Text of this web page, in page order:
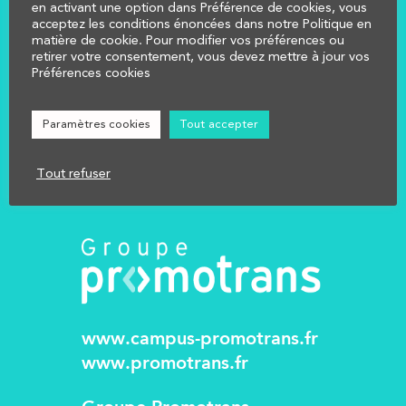
COMPRENDRE
CALCULER
Réglementation
www.campus-promotrans.fr
www.promotrans.fr
en activant une option dans Préférence de cookies, vous
acceptez les conditions énoncées dans notre Politique en
matière de cookie. Pour modifier vos préférences ou
retirer votre consentement, vous devez mettre à jour vos
Préférences cookies
Paramètres cookies Tout accepter
Tout refuser